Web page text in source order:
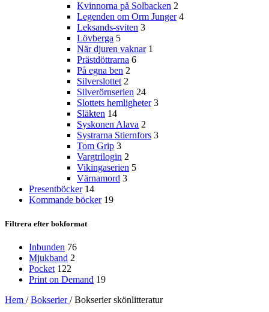
Kvinnorna på Solbacken 2
Legenden om Orm Junger 4
Leksands-sviten 3
Lövberga 5
När djuren vaknar 1
Prästdöttrarna 6
På egna ben 2
Silverslottet 2
Silverörnserien 24
Slottets hemligheter 3
Släkten 14
Syskonen Alava 2
Systrarna Stiernfors 3
Tom Grip 3
Vargtrilogin 2
Vikingaserien 5
Värnamord 3
Presentböcker 14
Kommande böcker 19
Filtrera efter bokformat
Inbunden 76
Mjukband 2
Pocket 122
Print on Demand 19
Hem / Bokserier/ Bokserier skönlitteratur